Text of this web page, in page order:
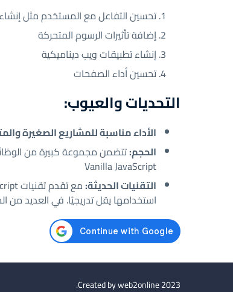
تحسين التفاعل مع المستخدم مثل إنشاء
إضافة تأثيرات الرسوم المتحركة
إنشاء تطبيقات ويب ديناميكية
تحسين أداء الصفحات
التحديات والعيوب:
الأداء مناسبة للمشاريع الصغيرة
الحجم:تتضمن مجموعة كبيرة من
Vanilla JavaScript
التقنيات الحديثة:
استخدامها يقل تدريجيًا. في العديد من
Created byweb2online2023.